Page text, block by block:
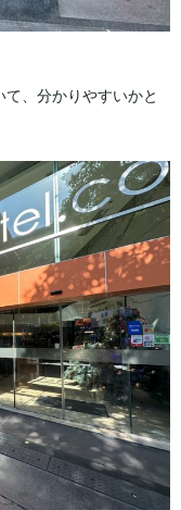
、分かりやすいかと